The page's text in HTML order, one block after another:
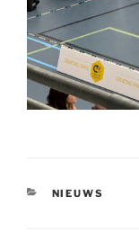
CATEGORIEËN
NIEUWS